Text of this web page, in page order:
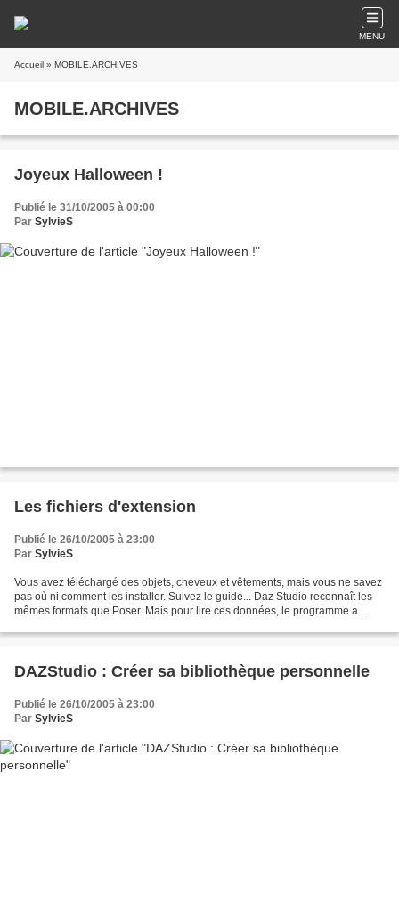
MENU
Accueil » MOBILE.ARCHIVES
MOBILE.ARCHIVES
Joyeux Halloween !
Publié le 31/10/2005 à 00:00
Par SylvieS
Les fichiers d'extension
Publié le 26/10/2005 à 23:00
Par SylvieS
Vous avez téléchargé des objets, cheveux et vêtements, mais vous ne savez
pas où ni comment les installer. Suivez le guide... Daz Studio reconnaît les
mêmes formats que Poser. Mais pour lire ces données, le programme a
DAZStudio : Créer sa bibliothèque personnelle
Publié le 26/10/2005 à 23:00
Par SylvieS